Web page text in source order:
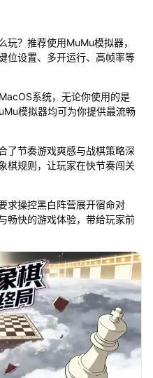
玩？推荐使用MuMu模拟器，
位设置、多开运行、高帧率等
系统，无论你使用的是
模拟器均可为你提供最流畅
了节奏游戏爽感与战棋策略深
棋规则，让玩家在快节奏闯关
求操控黑白阵营展开宿命对
畅快的游戏体验，带给玩家前